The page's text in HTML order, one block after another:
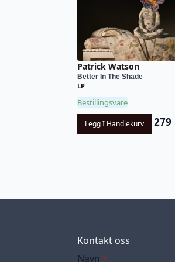
Patrick Watson
Better In The Shade
LP
Bestillingsvare
Legg I Handlekurv 279
Kontakt oss
Navn *